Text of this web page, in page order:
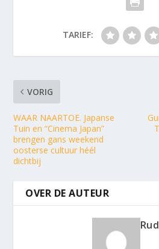
TARIEF:
VORIG
WAAR NAARTOE. Japanse
Tuin en “Cinema Japan”
brengen gans weekend
oosterse cultuur héél
dichtbij
OVER DE AUTEUR